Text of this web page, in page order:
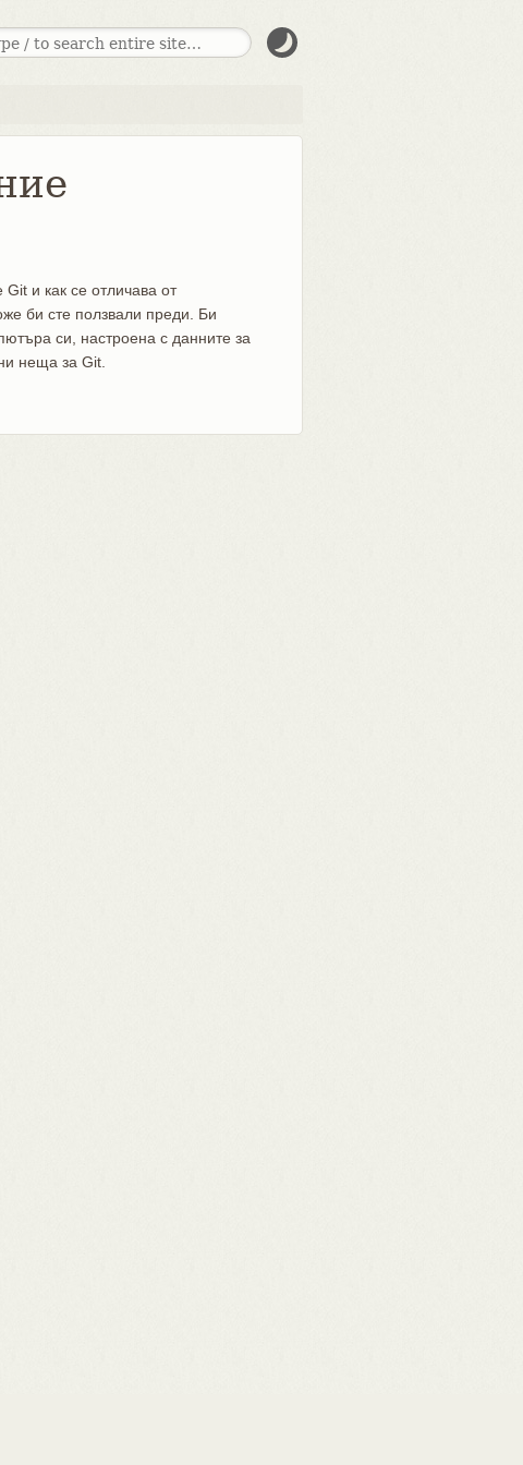
и как се отличава от
би сте ползвали преди. Би
си, настроена с данните за
неща за Git.